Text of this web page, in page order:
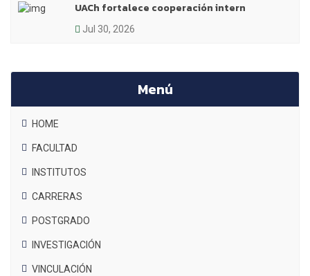
UACh fortalece cooperación intern
Jul 30, 2026
Menú
HOME
FACULTAD
INSTITUTOS
CARRERAS
POSTGRADO
INVESTIGACIÓN
VINCULACIÓN